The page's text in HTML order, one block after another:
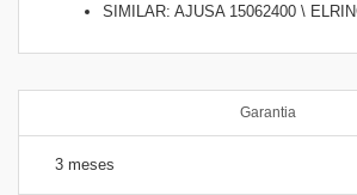
SIMILAR: AJUSA 15062400 \
Garantia
3 meses